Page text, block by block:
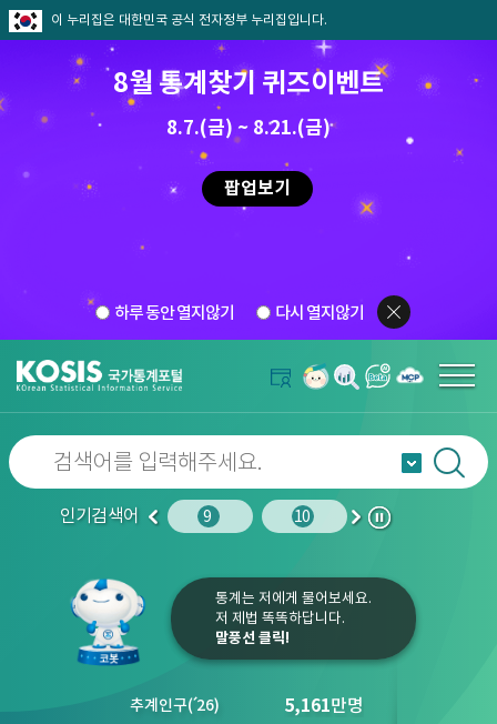
이 누리집은 대한민국 공식 전자정부 누리집입니다.
8월 통계찾기 퀴즈이벤트
8.7.(금) ~ 8.21.(금)
팝업보기
하루 동안 열지않기 다시 열지않기
인기검색어
이
10 임금 9 10 1
다
정
통계는 저에게 물어보세요.
저 제법 똑똑하답니다.
말풍선 클릭!
추계인구(´26) 5,161만명